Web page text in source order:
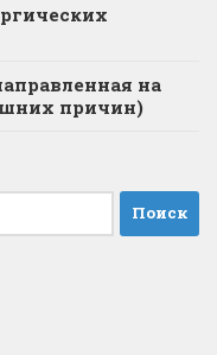
на
причин)